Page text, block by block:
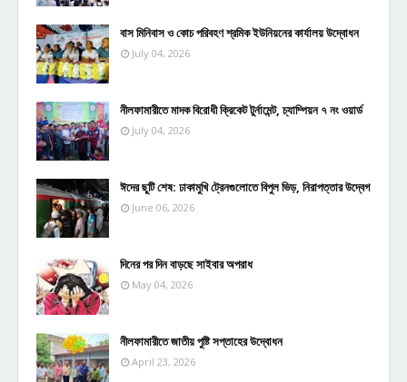
বাস মিনিবাস ও কোচ পরিবহণ শ্রমিক ইউনিয়নের কার্যালয় উদ্বোধন
July 04, 2026
নীলফামারীতে মাদক বিরোধী ক্রিকেট টুর্নামেন্ট, চ্যাম্পিয়ন ৭ নং ওয়ার্ড
July 04, 2026
ঈদের ছুটি শেষ: ঢাকামুখি ট্রেনগুলোতে বিপুল ভিড়, নিরাপত্তার উদ্বেগ
June 06, 2026
দিনের পর দিন বাড়ছে সাইবার অপরাধ
May 04, 2026
নীলফামারীতে জাতীয় পুষ্টি সপ্তাহের উদ্বোধন
April 23, 2026